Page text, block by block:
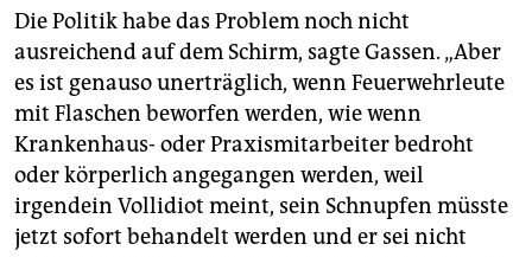
Die Politik habe das Problem noch nicht
ausreichend auf dem Schirm, sagte Gassen. „Aber
es ist genauso unerträglich, wenn Feuerwehrleute
mit Flaschen beworfen werden, wie wenn
Krankenhaus- oder Praxismitarbeiter bedroht
oder körperlich angegangen werden, weil
irgendein Vollidiot meint, sein Schnupfen müsste
jetzt sofort behandelt werden und er sei nicht